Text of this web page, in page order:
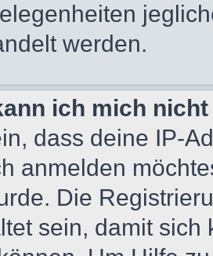
werden.
ich mich
dass deine IP-
anmelden
Die
sein, damit